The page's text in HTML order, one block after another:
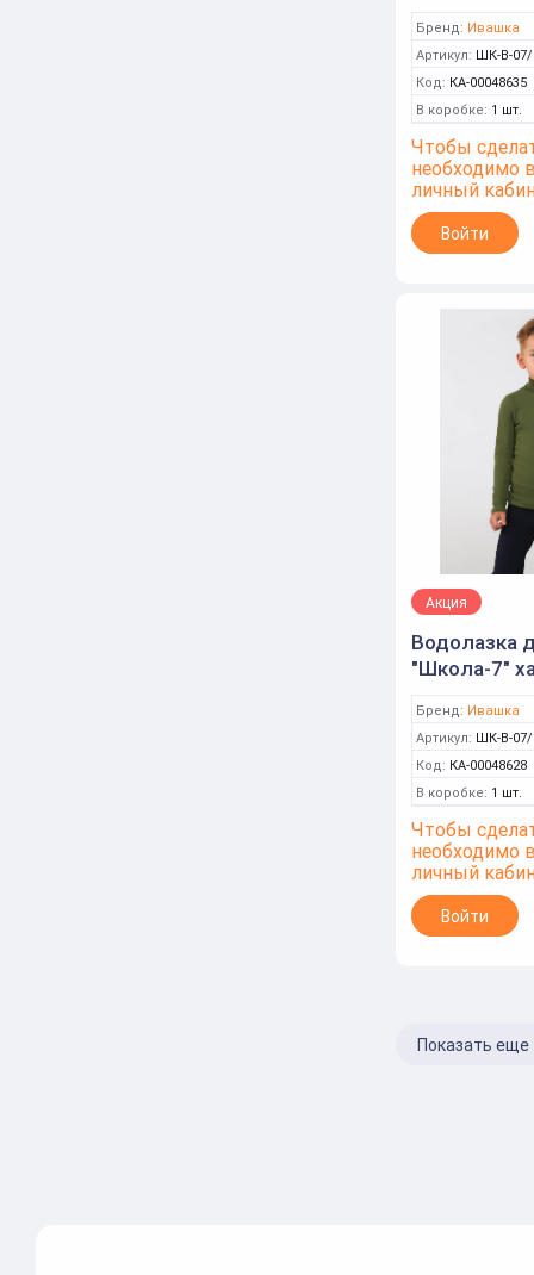
Бренд: Ивашка
Артикул: ШК-В-07/
Код: КА-00048635
В коробке: 1 шт.
Чтобы
необходимо
личный
Войти
Акция
Водолазка
"Школа-7"
Бренд: Ивашка
Артикул: ШК-В-07/
Код: КА-00048628
В коробке: 1 шт.
Чтобы
необходимо
личный
Войти
Показать еще